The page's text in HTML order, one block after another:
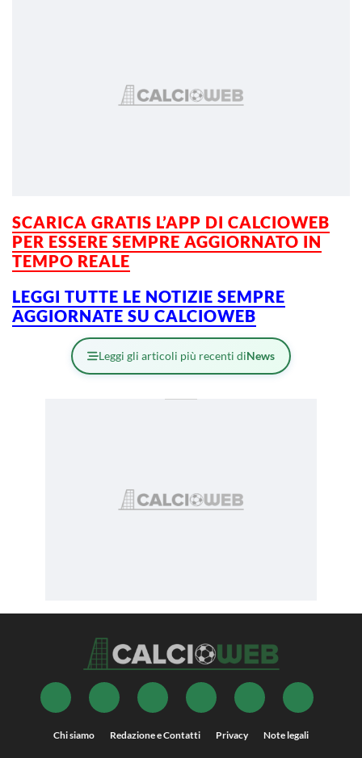
SCARICA GRATIS L’APP DI CALCIOWEB
PER ESSERE SEMPRE AGGIORNATO IN
TEMPO REALE
LEGGI TUTTE LE NOTIZIE SEMPRE
AGGIORNATE SU CALCIOWEB
Leggi gli articoli più recenti diNews
Chi siamo Redazione e Contatti Privacy Note legali